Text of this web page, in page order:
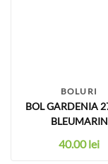
BOLURI
BOL GARDENIA
BLEUMARIN
40.00lei